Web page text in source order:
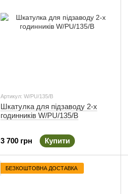
Артикул: W/PU/135/B
Шкатулка для підзаводу 2-х
годинників W/PU/135/B
3 700 грн Купити
БЕЗКОШТОВНА ДОСТАВКА